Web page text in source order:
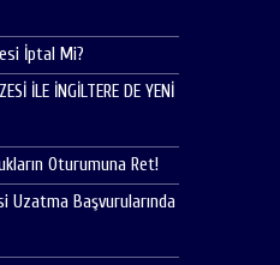
İptal Mi?
İLE İNGİLTERE DE YENİ
Oturumuna Ret!
Uzatma Başvurularında